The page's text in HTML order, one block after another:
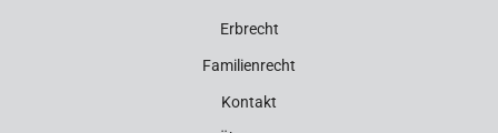
Erbrecht
Familienrecht
Kontakt